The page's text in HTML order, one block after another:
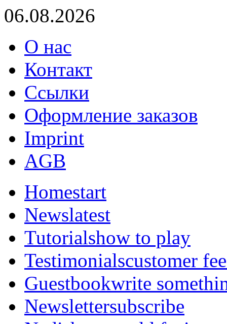
06.08.2026
О нас
Контакт
Ссылки
Оформление заказов
Imprint
AGB
Homestart
Newslatest
Tutorialshow to play
Testimonialscustomer
Guestbookwrite
Newslettersubscribe